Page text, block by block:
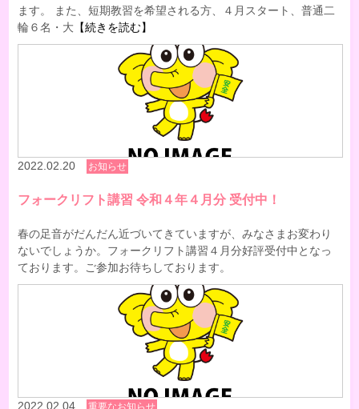
ます。 また、短期教習を希望される方、４月スタート、普通二
輪６名・大 【続きを読む】
2022.02.20 お知らせ
フォークリフト講習 令和４年４月分 受付中！
春の足音がだんだん近づいてきていますが、みなさまお変わり
ないでしょうか。フォークリフト講習４月分好評受付中となっ
ております。ご参加お待ちしております。
2022.02.04 重要なお知らせ